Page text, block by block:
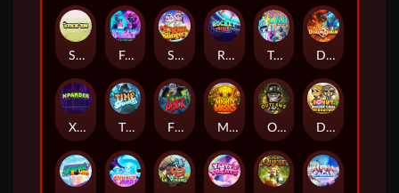
Stick'em Feel The Beat Snow Slingers Rocket Reels Twisted Lab Dragon’s Domain
Xpander Time Spinners Fire My Laser Mighty Masks Outlasw Inc Donut Division